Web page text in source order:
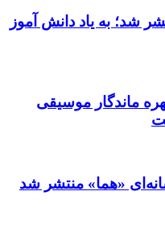
شد؛ به یاد دانش آموز
ماندگار موسیقی
«هما» منتشر شد